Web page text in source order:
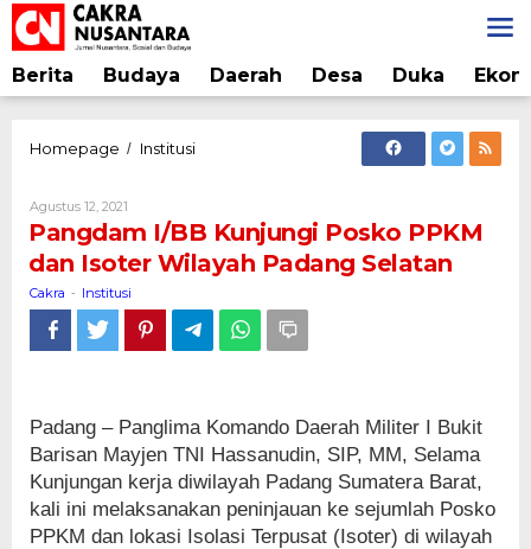
Lewati
ke
konten
Berita Budaya Daerah Desa Duka
Homepage / InstitusiPangdam
PPKM
dan
Wilayah
Padang
Agustus 12, 2021
Cakra
Pangdam I/BB Kunjungi Posko PPKM
dan Isoter Wilayah Padang Selatan
Cakra - Institusi
Padang – Panglima Komando Daerah Militer I Bukit
Barisan Mayjen TNI Hassanudin, SIP, MM, Selama
Kunjungan kerja diwilayah Padang Sumatera Barat,
kali ini melaksanakan peninjauan ke sejumlah Posko
PPKM dan lokasi Isolasi Terpusat (Isoter) di wilayah